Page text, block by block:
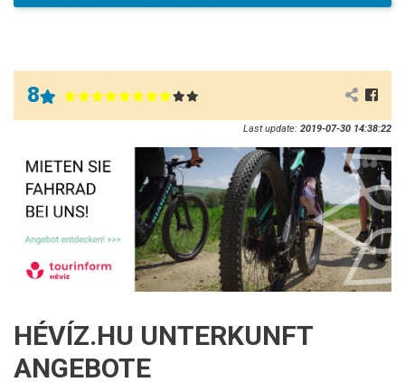
8
Last update: 2019-07-30 14:38:22
HÉVÍZ.HU UNTERKUNFT
ANGEBOTE